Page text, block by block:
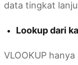
data tingkat
Lookup dari
VLOOKUP